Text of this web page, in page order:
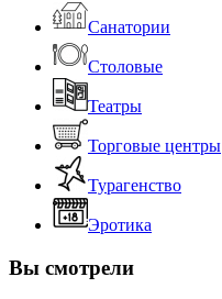
Санатории
Столовые
Театры
Торговые центры
Турагенство
Эротика
Вы смотрели